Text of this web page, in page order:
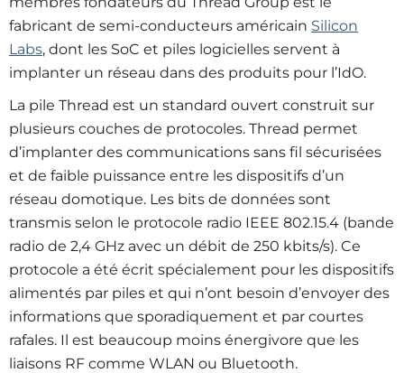
fabricant de semi-conducteurs américain Silicon
Labs, dont les SoC et piles logicielles servent à
implanter un réseau dans des produits pour l’IdO.
La pile Thread est un standard ouvert construit sur
plusieurs couches de protocoles. Thread permet
d’implanter des communications sans fil sécurisées
et de faible puissance entre les dispositifs d’un
réseau domotique. Les bits de données sont
transmis selon le protocole radio IEEE 802.15.4 (bande
radio de 2,4 GHz avec un débit de 250 kbits/s). Ce
protocole a été écrit spécialement pour les dispositifs
alimentés par piles et qui n’ont besoin d’envoyer des
informations que sporadiquement et par courtes
rafales. Il est beaucoup moins énergivore que les
liaisons RF comme WLAN ou Bluetooth.